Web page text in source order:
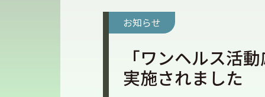
お知らせ
「ワンヘルス活
実施されました